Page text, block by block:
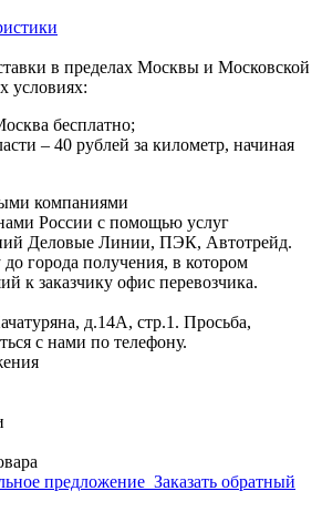
в пределах Москвы и Московской
условиях:
бесплатно;
– 40 рублей за километр, начиная
компаниями
России с помощью услуг
Деловые Линии, ПЭК, Автотрейд.
города получения, в котором
к заказчику офис перевозчика.
д.14А, стр.1. Просьба,
с нами по телефону.
предложение Заказать обратный